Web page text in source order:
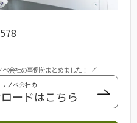
会社の事例をまとめました！
ノベ会社の
ードはこちら